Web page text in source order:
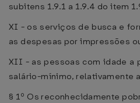
subitens 1.9.1 a 1.9.4 do item
XI - os serviços de busca e
as despesas por impressões
XII - as pessoas com idade a
salário-mínimo, relativamente
§ 1º Os reconhecidamente